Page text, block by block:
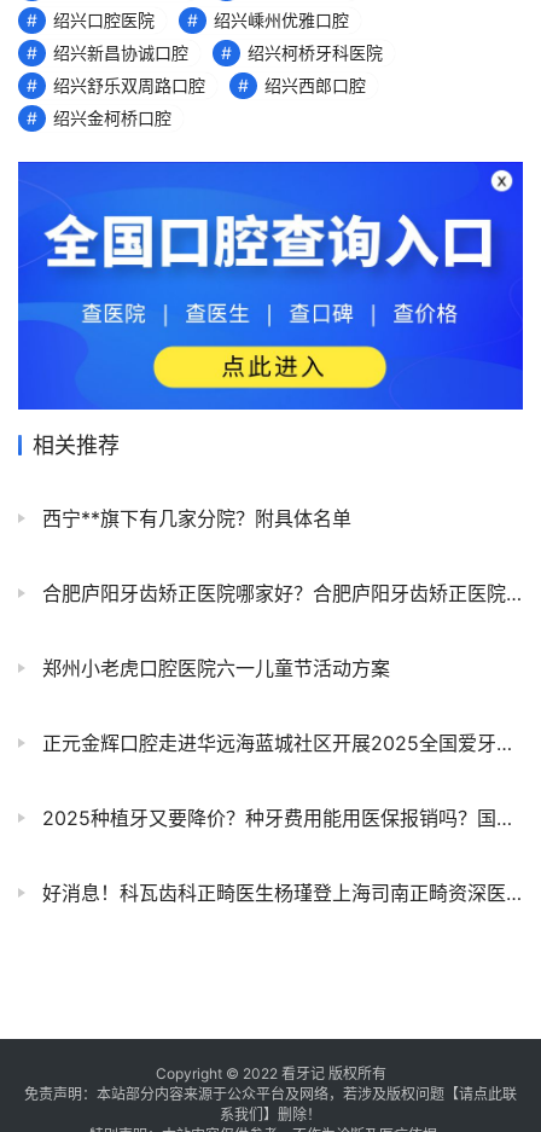
绍兴口腔医院
绍兴嵊州优雅口腔
绍兴新昌协诚口腔
绍兴柯桥牙科医院
绍兴舒乐双周路口腔
绍兴西郎口腔
绍兴金柯桥口腔
相关推荐
西宁**旗下有几家分院？附具体名单
合肥庐阳牙齿矫正医院哪家好？合肥庐阳牙齿矫正医院排名前十参考
郑州小老虎口腔医院六一儿童节活动方案
正元金辉口腔走进华远海蓝城社区开展2025全国爱牙日口腔义诊活动
2025种植牙又要降价？种牙费用能用医保报销吗？国家医保局做出回应
好消息！科瓦齿科正畸医生杨瑾登上海司南正畸资深医师榜
Copyright © 2022 看牙记 版权所有
免责声明：本站部分内容来源于公众平台及网络，若涉及版权问题【请点此联
系我们 】 删除！